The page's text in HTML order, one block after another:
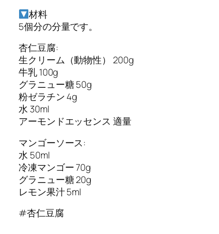
材料
5個分の分量です。
杏仁豆腐:
生クリーム（動物性） 200g
牛乳 100g
グラニュー糖 50g
粉ゼラチン 4g
水 30ml
アーモンドエッセンス 適量
マンゴーソース:
水 50ml
冷凍マンゴー 70g
グラニュー糖 20g
レモン果汁 5ml
#杏仁豆腐